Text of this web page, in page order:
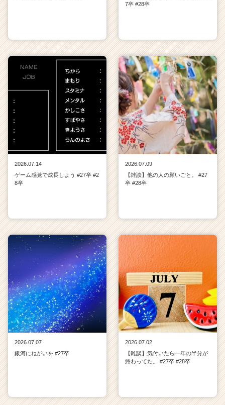
7卒 #28卒
2026.07.14
ゲーム感覚で成長しよう #27卒 #2
8卒
2026.07.09
【雑談】他の人の願いごと。 #27
卒 #28卒
2026.07.07
銀河にねがいを #27卒
2026.07.02
【雑談】気付いたら一年の半分が
終わってた。 #27卒 #28卒